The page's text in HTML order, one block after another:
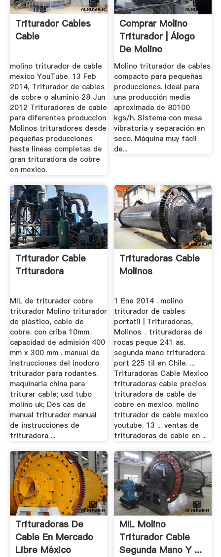
Triturador Cables
Cable
molino triturador de cable
mexico YouTube. 13 Feb
2014, Triturador de cables
de cobre o aluminio 28 Jun
2012 Trituradores de cable
para diferentes produccion
Molinos trituradores desde
pequeñas producciones
hasta lineas completas de
gran trituradora de cobre
en mexico.
Comprar Molino
Triturador | Álogo
De Molino
Triturador ...
Molino triturador de cables
compacto para pequeñas
producciones. Ideal para
una producción media
aproximada de 80100
kgs/h. Sistema con mesa
vibratoria y separación en
seco. Máquina muy fácil
de...
Triturador Cable
Trituradora
MIL de triturador cobre
triturador Molino triturador
de plástico, cable de
cobre. con criba 10mm.
capacidad de admisión 400
mm x 300 mm . manual de
instrucciones del inodoro
triturador para rodantes.
maquinaria china para
triturar cable; usd tubo
molino uk; Des cas de
manual triturador manual
de instrucciones de
trituradora ...
Trituradoras Cable
Molinos
1 Ene 2014 . molino
triturador de cables
portatil | Trituradoras,
Molinos. . trituradoras de
rocas peque 241 as.
segunda mano trituradora
port 225 til en Chile. ...
Trituradoras Cable Mexico
trituradoras cable precios
trituradora de cable de
cobre en mexico. molino
triturador de cable mexico
youtube. 13 ... ventas de
trituradoras de cable en ...
Trituradoras De
Cable En Mercado
Libre México
MIL Molino
Triturador Cable
Segunda Mano Y ...